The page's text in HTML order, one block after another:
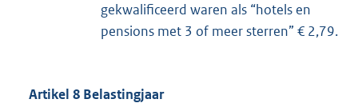
gekwalificeerd waren als “hotels en
pensions met 3 of meer sterren” € 2,79.
Artikel 8 Belastingjaar